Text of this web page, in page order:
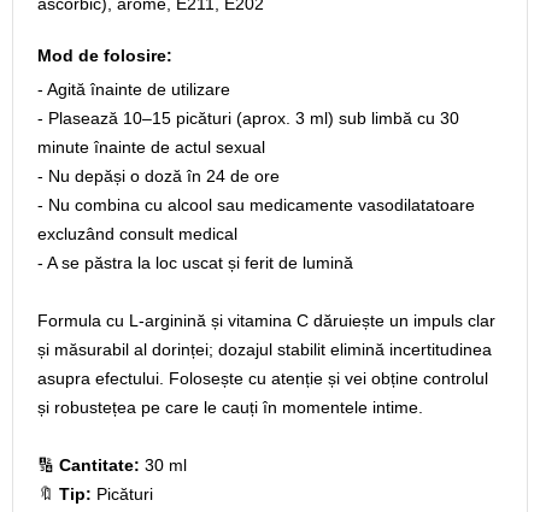
Mod de folosire:
- Agită înainte de utilizare
- Plasează 10–15 picături (aprox. 3 ml) sub limbă cu 30
minute înainte de actul sexual
- Nu depăși o doză în 24 de ore
- Nu combina cu alcool sau medicamente vasodilatatoare
excluzând consult medical
- A se păstra la loc uscat și ferit de lumină
Formula cu L‑arginină și vitamina C dăruiește un impuls clar
și măsurabil al dorinței; dozajul stabilit elimină incertitudinea
asupra efectului. Folosește cu atenție și vei obține controlul
și robustețea pe care le cauți în momentele intime.
🔢 Cantitate: 30 ml
🔖 Tip: Picături